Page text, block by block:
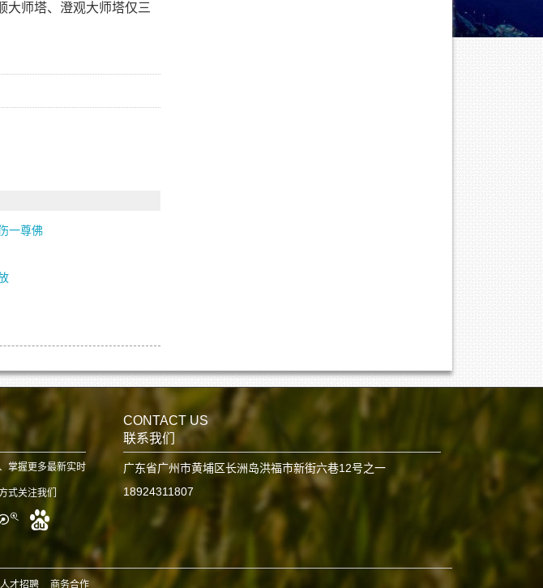
师塔、澄观大师塔仅三
一尊佛
掌握更多最新实时
式关注我们
CONTACT US
联系我们
广东省广州市黄埔区长洲岛洪福市新街六巷12号之一
18924311807
人才招聘 商务合作